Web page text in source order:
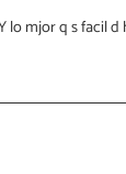
lo mjor q s facil d